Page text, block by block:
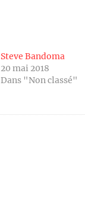
Steve Bandoma
20 mai 2018
Dans "Non classé"